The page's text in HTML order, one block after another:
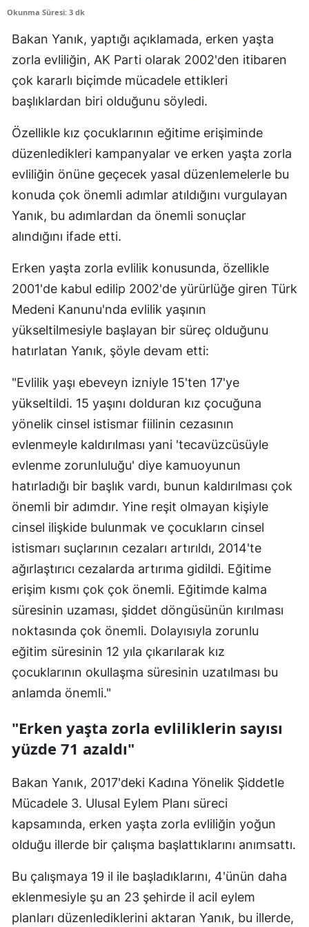
Elazığ
Erzincan
Eskişehir
Gaziantep
Gümüşhane
Hatay
Isparta
Mersin
İstanbul
İzmir
Kars
Kastamonu
Kayseri
Kırşehir
Kocaeli
Konya
Kütahya
Malatya
Manisa
Mardin
Muş
Nevşehir
Niğde
Rize
Sakarya
Okunma Süresi: 3 dk
Bakan Yanık, yaptığı açıklamada, erken yaşta
zorla evliliğin, AK Parti olarak 2002'den itibaren
çok kararlı biçimde mücadele ettikleri
başlıklardan biri olduğunu söyledi.
Özellikle kız çocuklarının eğitime erişiminde
düzenledikleri kampanyalar ve erken yaşta zorla
evliliğin önüne geçecek yasal düzenlemelerle bu
konuda çok önemli adımlar atıldığını vurgulayan
Yanık, bu adımlardan da önemli sonuçlar
alındığını ifade etti.
Erken yaşta zorla evlilik konusunda, özellikle
2001'de kabul edilip 2002'de yürürlüğe giren Türk
Medeni Kanunu'nda evlilik yaşının
yükseltilmesiyle başlayan bir süreç olduğunu
hatırlatan Yanık, şöyle devam etti:
"Evlilik yaşı ebeveyn izniyle 15'ten 17'ye
yükseltildi. 15 yaşını dolduran kız çocuğuna
yönelik cinsel istismar fiilinin cezasının
evlenmeyle kaldırılması yani 'tecavüzcüsüyle
evlenme zorunluluğu' diye kamuoyunun
hatırladığı bir başlık vardı, bunun kaldırılması çok
önemli bir adımdır. Yine reşit olmayan kişiyle
cinsel ilişkide bulunmak ve çocukların cinsel
istismarı suçlarının cezaları artırıldı, 2014'te
ağırlaştırıcı cezalarda artırıma gidildi. Eğitime
erişim kısmı çok çok önemli. Eğitimde kalma
süresinin uzaması, şiddet döngüsünün kırılması
noktasında çok önemli. Dolayısıyla zorunlu
eğitim süresinin 12 yıla çıkarılarak kız
çocuklarının okullaşma süresinin uzatılması bu
anlamda önemli."
"Erken yaşta zorla evliliklerin sayısı
yüzde 71 azaldı"
Bakan Yanık, 2017'deki Kadına Yönelik Şiddetle
Mücadele 3. Ulusal Eylem Planı süreci
kapsamında, erken yaşta zorla evliliğin yoğun
olduğu illerde bir çalışma başlattıklarını anımsattı.
Bu çalışmaya 19 il ile başladıklarını, 4'ünün daha
eklenmesiyle şu an 23 şehirde il acil eylem
planları düzenlediklerini aktaran Yanık, bu illerde,